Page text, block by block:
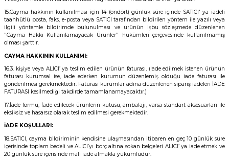
15.Cayma hakkının kullanılması için 14 (ondört) günlük süre içinde SATICI' ya iadeli
taahhütlü posta, faks, e-posta veya SATICI tarafından bildirilen yöntem ile yazılı veya
ilgili yöntemle bildirimde bulunulması ve ürünün işbu sözleşmede düzenlenen
"Cayma Hakkı Kullanılamayacak Ürünler" hükümleri çerçevesinde kullanılmamış
olması şarttır.
CAYMA HAKKININ KULLANIMI:
16.3. kişiye veya ALICI’ ya teslim edilen ürünün faturası, (İade edilmek istenen ürünün
faturası kurumsal ise, iade ederken kurumun düzenlemiş olduğu iade faturası ile
gönderilmesi gerekmektedir. Faturası kurumlar adına düzenlenen sipariş iadeleri İADE
FATURASI kesilmediği takdirde tamamlanamayacaktır.)
17.İade formu, İade edilecek ürünlerin kutusu, ambalajı, varsa standart aksesuarları ile
eksiksiz ve hasarsız olarak teslim edilmesi gerekmektedir.
İADE KOŞULLARI:
18.SATICI, cayma bildiriminin kendisine ulaşmasından itibaren en geç 10 günlük süre
içerisinde toplam bedeli ve ALICI’yı borç altına sokan belgeleri ALICI’ ya iade etmek ve
20 günlük süre içerisinde malı iade almakla yükümlüdür.